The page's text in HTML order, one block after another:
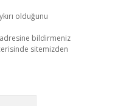
olduğunu
adresine bildirmeniz
sitemizden